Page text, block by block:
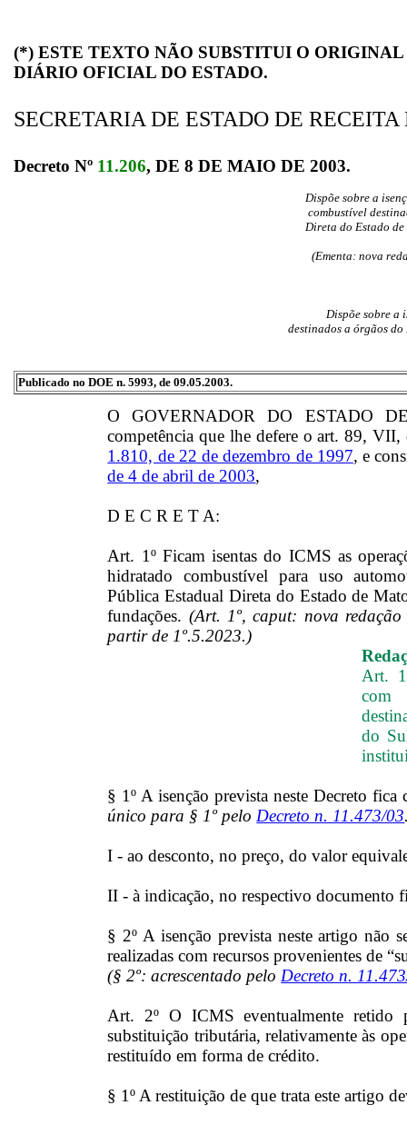
(*) ESTE TEXTO NÃO SUBSTITUI O
DIÁRIO OFICIAL DO ESTADO.
SECRETARIA DE ESTADO DE
Decreto Nº 11.206, DE 8 DE MAIO DE 2003.
Dispõe sobre a
combustível
Direta do Estado de
(Ementa: nova
Dispõe sobre a
destinados a órgãos
Publicado no DOE n. 5993, de 09.05.2003.
O GOVERNADOR DO ESTADO
competência que lhe defere o art. 89,
1.810, de 22 de dezembro de 1997, e
de 4 de abril de 2003,
D E C R E T A:
Art. 1º Ficam isentas do ICMS as
hidratado combustível para uso
Pública Estadual Direta do Estado de
fundações. (Art. 1º, caput: nova
partir de 1º.5.2023.)
Art.
com
do
§ 1º A isenção prevista neste Decreto
único para § 1º peloDecreto n. 11.473/03
I - ao desconto, no preço, do valor
II - à indicação, no respectivo documento
§ 2º A isenção prevista neste artigo não
realizadas com recursos provenientes de
(§ 2º: acrescentado peloDecreto n.
Art. 2º O ICMS eventualmente retido
substituição tributária, relativamente às
restituído em forma de crédito.
§ 1º A restituição de que trata este artigo